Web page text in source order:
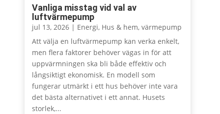
Vanliga misstag vid val av
luftvärmepump
jul 13, 2026| Energi, Hus & hem, värmepump
Att välja en luftvärmepump kan verka enkelt,
men flera faktorer behöver vägas in för att
uppvärmningen ska bli både effektiv och
långsiktigt ekonomisk. En modell som
fungerar utmärkt i ett hus behöver inte vara
det bästa alternativet i ett annat. Husets
storlek,...